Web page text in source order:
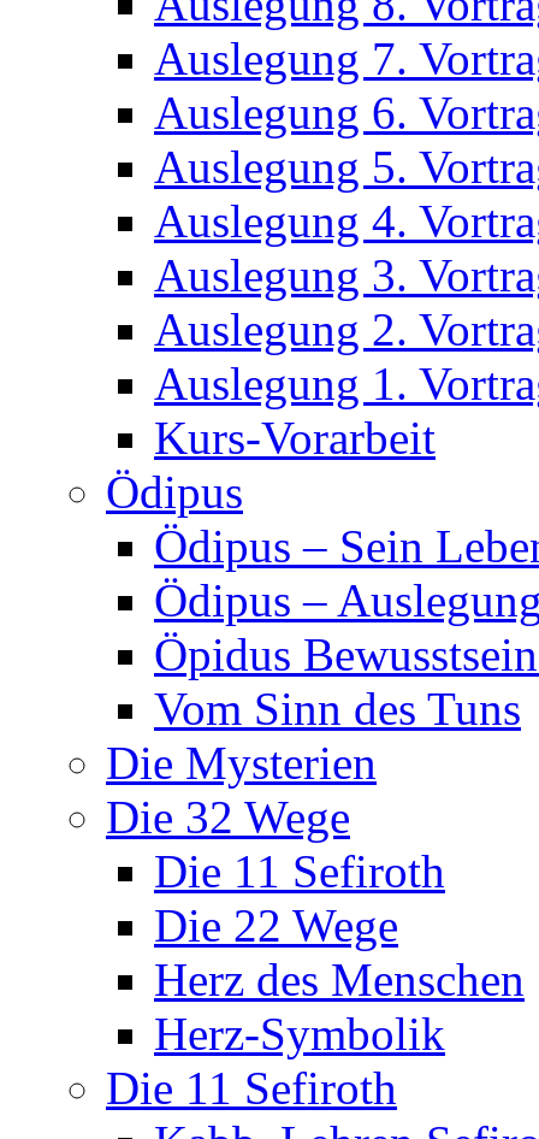
Auslegung 7.
Auslegung 6.
Auslegung 5.
Auslegung 4.
Auslegung 3.
Auslegung 2.
Auslegung 1.
Kurs-Vorarbeit
Ödipus
Ödipus – Sein
Ödipus –
Öpidus
Vom Sinn des Tuns
Die Mysterien
Die 32 Wege
Die 11 Sefiroth
Die 22 Wege
Herz des Menschen
Herz-Symbolik
Die 11 Sefiroth